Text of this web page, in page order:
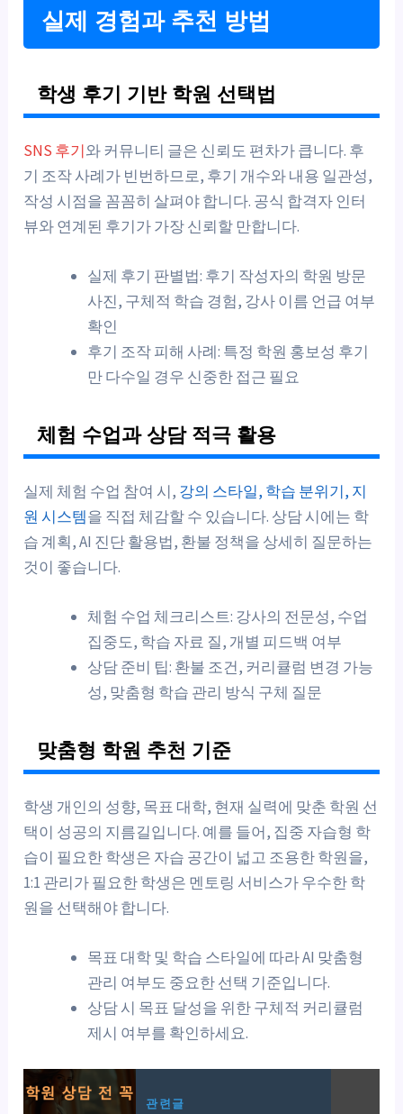
실제 경험과 추천 방법
학생 후기 기반 학원 선택법
SNS 후기와 커뮤니티 글은 신뢰도 편차가 큽니다. 후
기 조작 사례가 빈번하므로, 후기 개수와 내용 일관성,
작성 시점을 꼼꼼히 살펴야 합니다. 공식 합격자 인터
뷰와 연계된 후기가 가장 신뢰할 만합니다.
실제 후기 판별법: 후기 작성자의 학원 방문
사진, 구체적 학습 경험, 강사 이름 언급 여부
확인
후기 조작 피해 사례: 특정 학원 홍보성 후기
만 다수일 경우 신중한 접근 필요
체험 수업과 상담 적극 활용
실제 체험 수업 참여 시, 강의 스타일, 학습 분위기, 지
원 시스템을 직접 체감할 수 있습니다. 상담 시에는 학
습 계획, AI 진단 활용법, 환불 정책을 상세히 질문하는
것이 좋습니다.
체험 수업 체크리스트: 강사의 전문성, 수업
집중도, 학습 자료 질, 개별 피드백 여부
상담 준비 팁: 환불 조건, 커리큘럼 변경 가능
성, 맞춤형 학습 관리 방식 구체 질문
맞춤형 학원 추천 기준
학생 개인의 성향, 목표 대학, 현재 실력에 맞춘 학원 선
택이 성공의 지름길입니다. 예를 들어, 집중 자습형 학
습이 필요한 학생은 자습 공간이 넓고 조용한 학원을,
1:1 관리가 필요한 학생은 멘토링 서비스가 우수한 학
원을 선택해야 합니다.
목표 대학 및 학습 스타일에 따라 AI 맞춤형
관리 여부도 중요한 선택 기준입니다.
상담 시 목표 달성을 위한 구체적 커리큘럼
제시 여부를 확인하세요.
관련글